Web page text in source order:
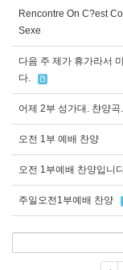
Rencontre On C?est
Sexe
다음 주 제가 휴가라서
다.
어제 2부 성가대. 챤양
오전 1부 예배 찬양
오전 1부예배 찬양입니
주일오전1부예배 찬양